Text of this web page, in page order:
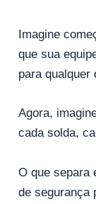
Imagine
que sua
para qualquer
Agora,
cada solda,
O que separa
de segurança